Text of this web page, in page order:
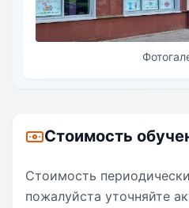
Стоимость
Стоимость
пожалуйста уточняйте